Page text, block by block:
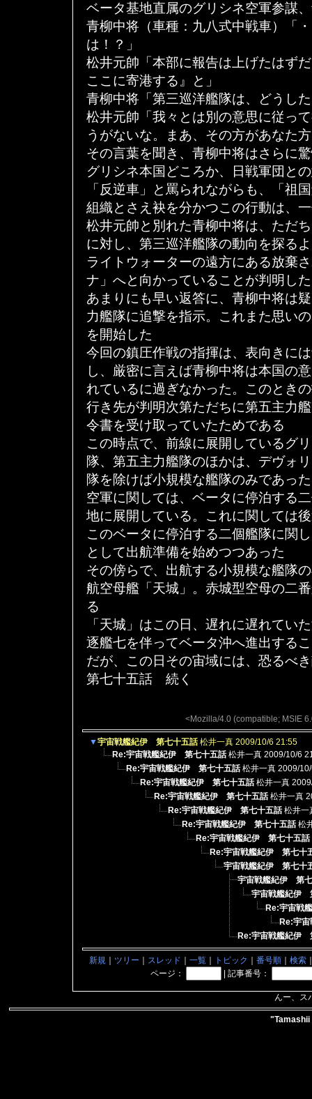
ベータ基地直属のグリシネ空軍参謀
青柳中将（車種：九八式中戦車）「
は！？」
松井元帥「本部に報告は上げたはず
ここに寄港する』と」
青柳中将「第三巡洋艦隊は、どうし
松井元帥「我々とは別の意思に従っ
うがないな。まあ、その方があなた
その言葉を聞き、青柳中将はさらに
グリシネ本国どころか、日戦軍団と
「反逆車」と罵られながらも、「祖
組織とさえ袂を分かつこの行動は、
松井元帥と別れた青柳中将は、ただ
に対し、第三巡洋艦隊の動向を探る
ライトウォーターの遠方にある放棄
ナ」へと向かっていることが判明した
あまりにも早い返答に、青柳中将は
力艦隊に追撃を指示。これまた思い
を開始した
今回の鎮圧作戦の指揮は、表向きに
し、厳密に言えば青柳中将は本国の
れているに過ぎなかった。このとき
行き先が判明次第ただちに第五主力
令書を受け取っていたためである
この時点で、前線に展開しているグ
隊、第五主力艦隊のほかは、デヴォ
隊を除けば小規模な艦隊のみであった
空軍に関しては、ベータに停泊する
地に展開している。これに関しては
このベータに停泊する二個艦隊に関
として出航準備を始めつつあった
その傍らで、出航する小規模な艦隊
航空母艦「天城」。赤城型空母の二
る
「天城」はこの日、遅れに遅れてい
逐艦七を伴ってベータ沖へ進出する
だが、この日その宙域には、恐るべ
第七十五話 続く
<Mozilla/4.0 (compatible; MSIE
▼宇宙戦艦紀伊 第七十五話松井一真 2009/10/6 21:55
Re:宇宙戦艦紀伊 第七十五話松井一真 2009/10/6
Re:宇宙戦艦紀伊 第七十五話松井一真 2009/
Re:宇宙戦艦紀伊 第七十五話松井一真
Re:宇宙戦艦紀伊 第七十五話松井一真
Re:宇宙戦艦紀伊 第七十五話松井
Re:宇宙戦艦紀伊 第七十五話松
Re:宇宙戦艦紀伊 第七十五話
Re:宇宙戦艦紀伊 第七十
宇宙戦艦紀伊 第七
宇宙戦艦紀伊 第
宇宙戦艦紀伊
Re:宇宙戦
Re:宇
Re:宇宙戦艦紀伊
新規 ツリー スレッド 一覧 トピック 番号順 検索
ページ：
記事番号：
んー、ス